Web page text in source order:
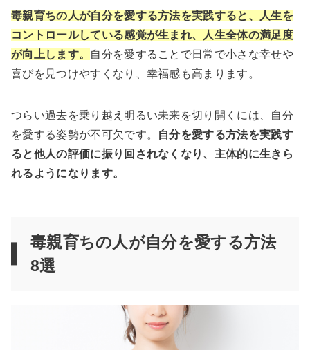
毒親育ちの人が自分を愛する方法を実践すると、人生を
コントロールしている感覚が生まれ、人生全体の満足度
が向上します。
自分を愛することで日常で小さな幸せや
喜びを見つけやすくなり、幸福感も高まります。
つらい過去を乗り越え明るい未来を切り開くには、自分
を愛する姿勢が不可欠です。
自分を愛する方法を実践す
ると他人の評価に振り回されなくなり、主体的に生きら
れるようになります。
毒親育ちの人が自分を愛する方法
8選